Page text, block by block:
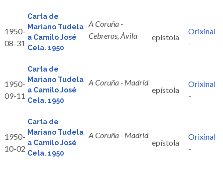
1950-
08-31
Carta de
Mariano Tudela
a Camilo José
Cela. 1950
A Coruña -
Cebreros, Ávila
epístola
Orixinal
-
1950-
09-11
Carta de
Mariano Tudela
a Camilo José
Cela. 1950
A Coruña - Madríd
epístola
Orixinal
-
1950-
10-02
Carta de
Mariano Tudela
a Camilo José
Cela. 1950
A Coruña - Madríd
epístola
Orixinal
-